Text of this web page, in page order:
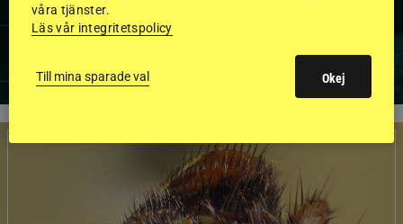
våra tjänster.
Läs vår integritetspolicy
Till mina sparade val Okej